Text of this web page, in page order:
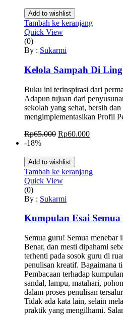
Add to wishlist
Tambah ke keranjang
Quick View
(0)
By : Sukarmi
Kelola Sampah Di
Buku ini terinspirasi dari
Adapun tujuan dari
sekolah yang sehat, bersih
mengimplementasikan Profil
Rp65.000 Harga
Rp65.000.
Rp60.000Harga
Rp60.000.
-18%
Add to wishlist
Tambah ke keranjang
Quick View
(0)
By : Sukarmi
Kumpulan Esai
Semua guru! Semua menebar
Benar, dan mesti dipahami
terhenti pada sosok guru di
penulisan kreatif. Bagaimana
Pembacaan terhadap
sandal, lampu, matahari,
dalam proses penulisan
Tidak ada kata lain, selain
praktik yang mengilhami.